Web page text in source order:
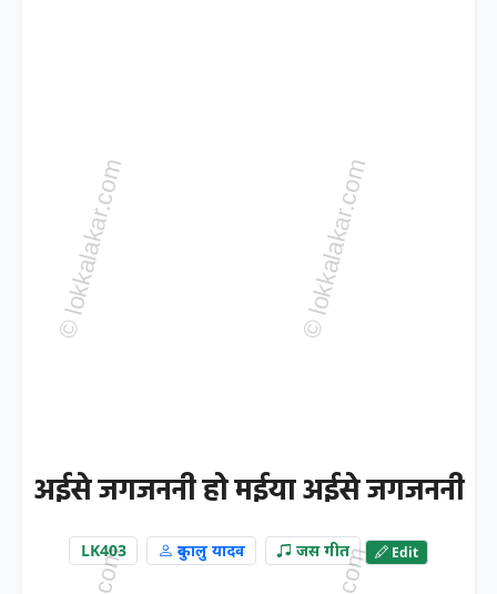
अईसे जगजननी हो मईया अईसे जगजननी
LK403 दुकालु यादव जस गीत Edit